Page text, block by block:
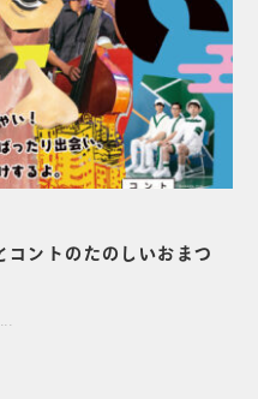
コントのたのしいおまつ